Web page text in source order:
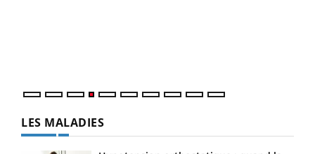
LES MALADIES